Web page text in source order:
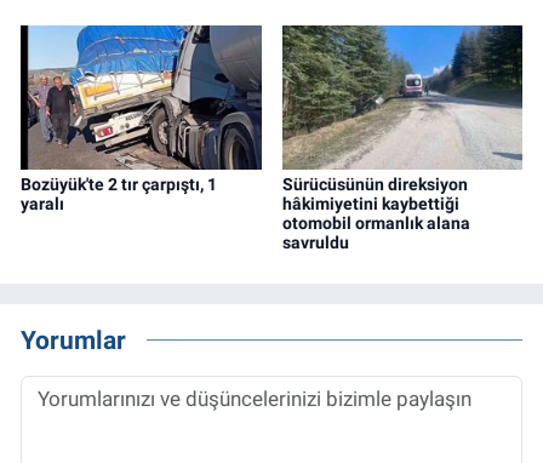
Bozüyük'te 2 tır çarpıştı, 1
yaralı
Sürücüsünün direksiyon
hâkimiyetini kaybettiği
otomobil ormanlık alana
savruldu
Yorumlar